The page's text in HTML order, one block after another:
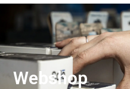
Webshop